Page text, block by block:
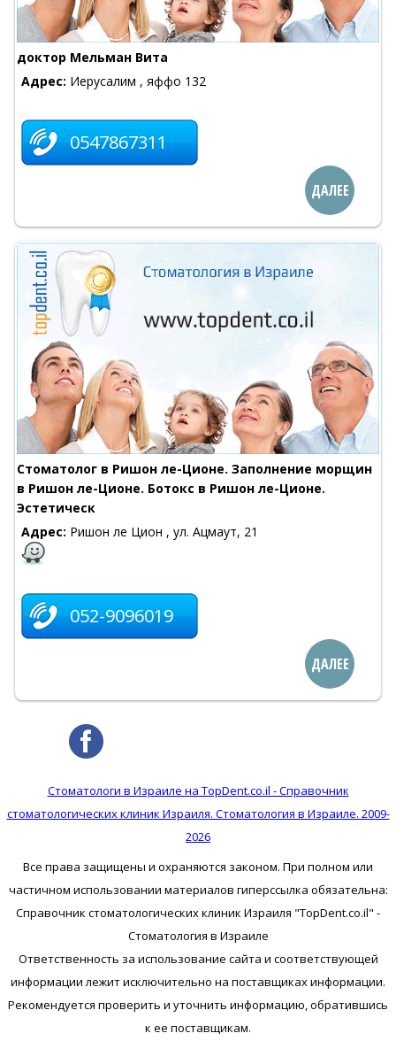
доктор Мельман Вита
Адрес: Иерусалим , яффо 132
0547867311
ДАЛЕЕ
Стоматолог в Ришон ле-Ционе. Заполнение морщин
в Ришон ле-Ционе. Ботокс в Ришон ле-Ционе.
Эстетическ
Адрес: Ришон ле Цион , ул. Ацмаут, 21
052-9096019
ДАЛЕЕ
Стоматологи в Израиле на TopDent.co.il - Справочник
стоматологических клиник Израиля. Стоматология в Израиле. 2009-
2026
Все права защищены и охраняются законом. При полном или
частичном использовании материалов гиперссылка обязательна:
Справочник стоматологических клиник Израиля "TopDent.co.il" -
Стоматология в Израиле
Ответственность за использование сайта и соответствующей
информации лежит исключительно на поставщиках информации.
Рекомендуется проверить и уточнить информацию, обратившись
к ее поставщикам.